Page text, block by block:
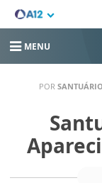
MENU
POR